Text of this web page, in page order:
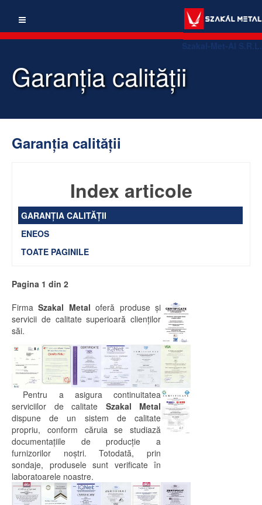
Szakal-Met-Al S.R.L.
Garanţia calităţii
Garanţia calităţii
Index articole
GARANŢIA CALITĂŢII
ENEOS
TOATE PAGINILE
Pagina 1 din 2
FirmaSzakal Metal oferă produse şi
servicii de calitate superioară clienţilor
săi.
Pentru a asigura continuitatea
serviciilor de calitate Szakal Metal
dispune de un sistem de calitate
propriu, conform căruia se studiază
documentaţiile de producţie a
furnizorilor noştri. Totodată, prin
sondaje, produsele sunt verificate în
laboratoarele noastre.